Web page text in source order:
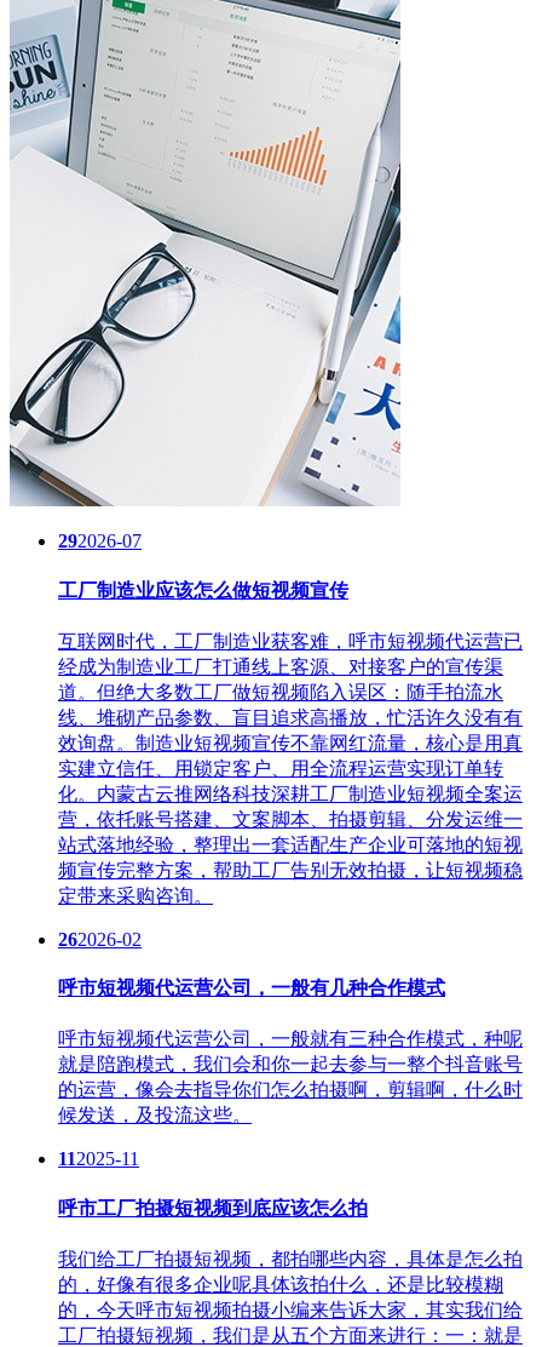
292026-07
工厂制造业应该怎么做短视频宣传
互联网时代，工厂制造业获客难，呼市短视频代运营​已
经成为制造业工厂打通线上客源、对接客户的宣传渠
道。但绝大多数工厂做短视频陷入误区：随手拍流水
线、堆砌产品参数、盲目追求高播放，忙活许久没有有
效询盘。制造业短视频宣传不靠网红流量，核心是用真
实建立信任、用锁定客户、用全流程运营实现订单转
化。内蒙古云推网络科技深耕工厂制造业短视频全案运
营，依托账号搭建、文案脚本、拍摄剪辑、分发运维一
站式落地经验，整理出一套适配生产企业可落地的短视
频宣传完整方案，帮助工厂告别无效拍摄，让短视频稳
定带来采购咨询。
262026-02
呼市短视频代运营公司，一般有几种合作模式
呼市短视频代运营公司，一般就有三种合作模式，种呢
就是陪跑模式，我们会和你一起去参与一整个抖音账号
的运营，像会去指导你们怎么拍摄啊，剪辑啊，什么时
候发送，及投流这些。
112025-11
呼市工厂拍摄短视频到底应该怎么拍
我们给工厂拍摄短视频，都拍哪些内容，具体是怎么拍
的，好像有很多企业呢具体该拍什么，还是比较模糊
的，今天呼市短视频拍摄小编来告诉大家，其实我们给
工厂拍摄短视频，我们是从五个方面来进行：一：就是